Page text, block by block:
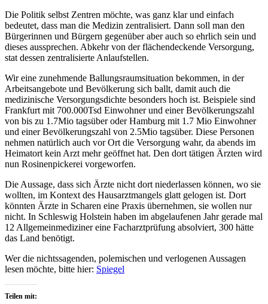
Die Politik selbst Zentren möchte, was ganz klar und einfach
bedeutet, dass man die Medizin zentralisiert. Dann soll man den
Bürgerinnen und Bürgern gegenüber aber auch so ehrlich sein und
dieses aussprechen. Abkehr von der flächendeckende Versorgung,
stat dessen zentralisierte Anlaufstellen.
Wir eine zunehmende Ballungsraumsituation bekommen, in der
Arbeitsangebote und Bevölkerung sich ballt, damit auch die
medizinische Versorgungsdichte besonders hoch ist. Beispiele sind
Frankfurt mit 700.000Tsd Einwohner und einer Bevölkerungszahl
von bis zu 1.7Mio tagsüber oder Hamburg mit 1.7 Mio Einwohner
und einer Bevölkerungszahl von 2.5Mio tagsüber. Diese Personen
nehmen natürlich auch vor Ort die Versorgung wahr, da abends im
Heimatort kein Arzt mehr geöffnet hat. Den dort tätigen Ärzten wird
nun Rosinenpickerei vorgeworfen.
Die Aussage, dass sich Ärzte nicht dort niederlassen können, wo sie
wollten, im Kontext des Hausarztmangels glatt gelogen ist. Dort
könnten Ärzte in Scharen eine Praxis übernehmen, sie wollen nur
nicht. In Schleswig Holstein haben im abgelaufenen Jahr gerade mal
12 Allgemeinmediziner eine Facharztprüfung absolviert, 300 hätte
das Land benötigt.
Wer die nichtssagenden, polemischen und verlogenen Aussagen
lesen möchte, bitte hier: Spiegel
Teilen mit: